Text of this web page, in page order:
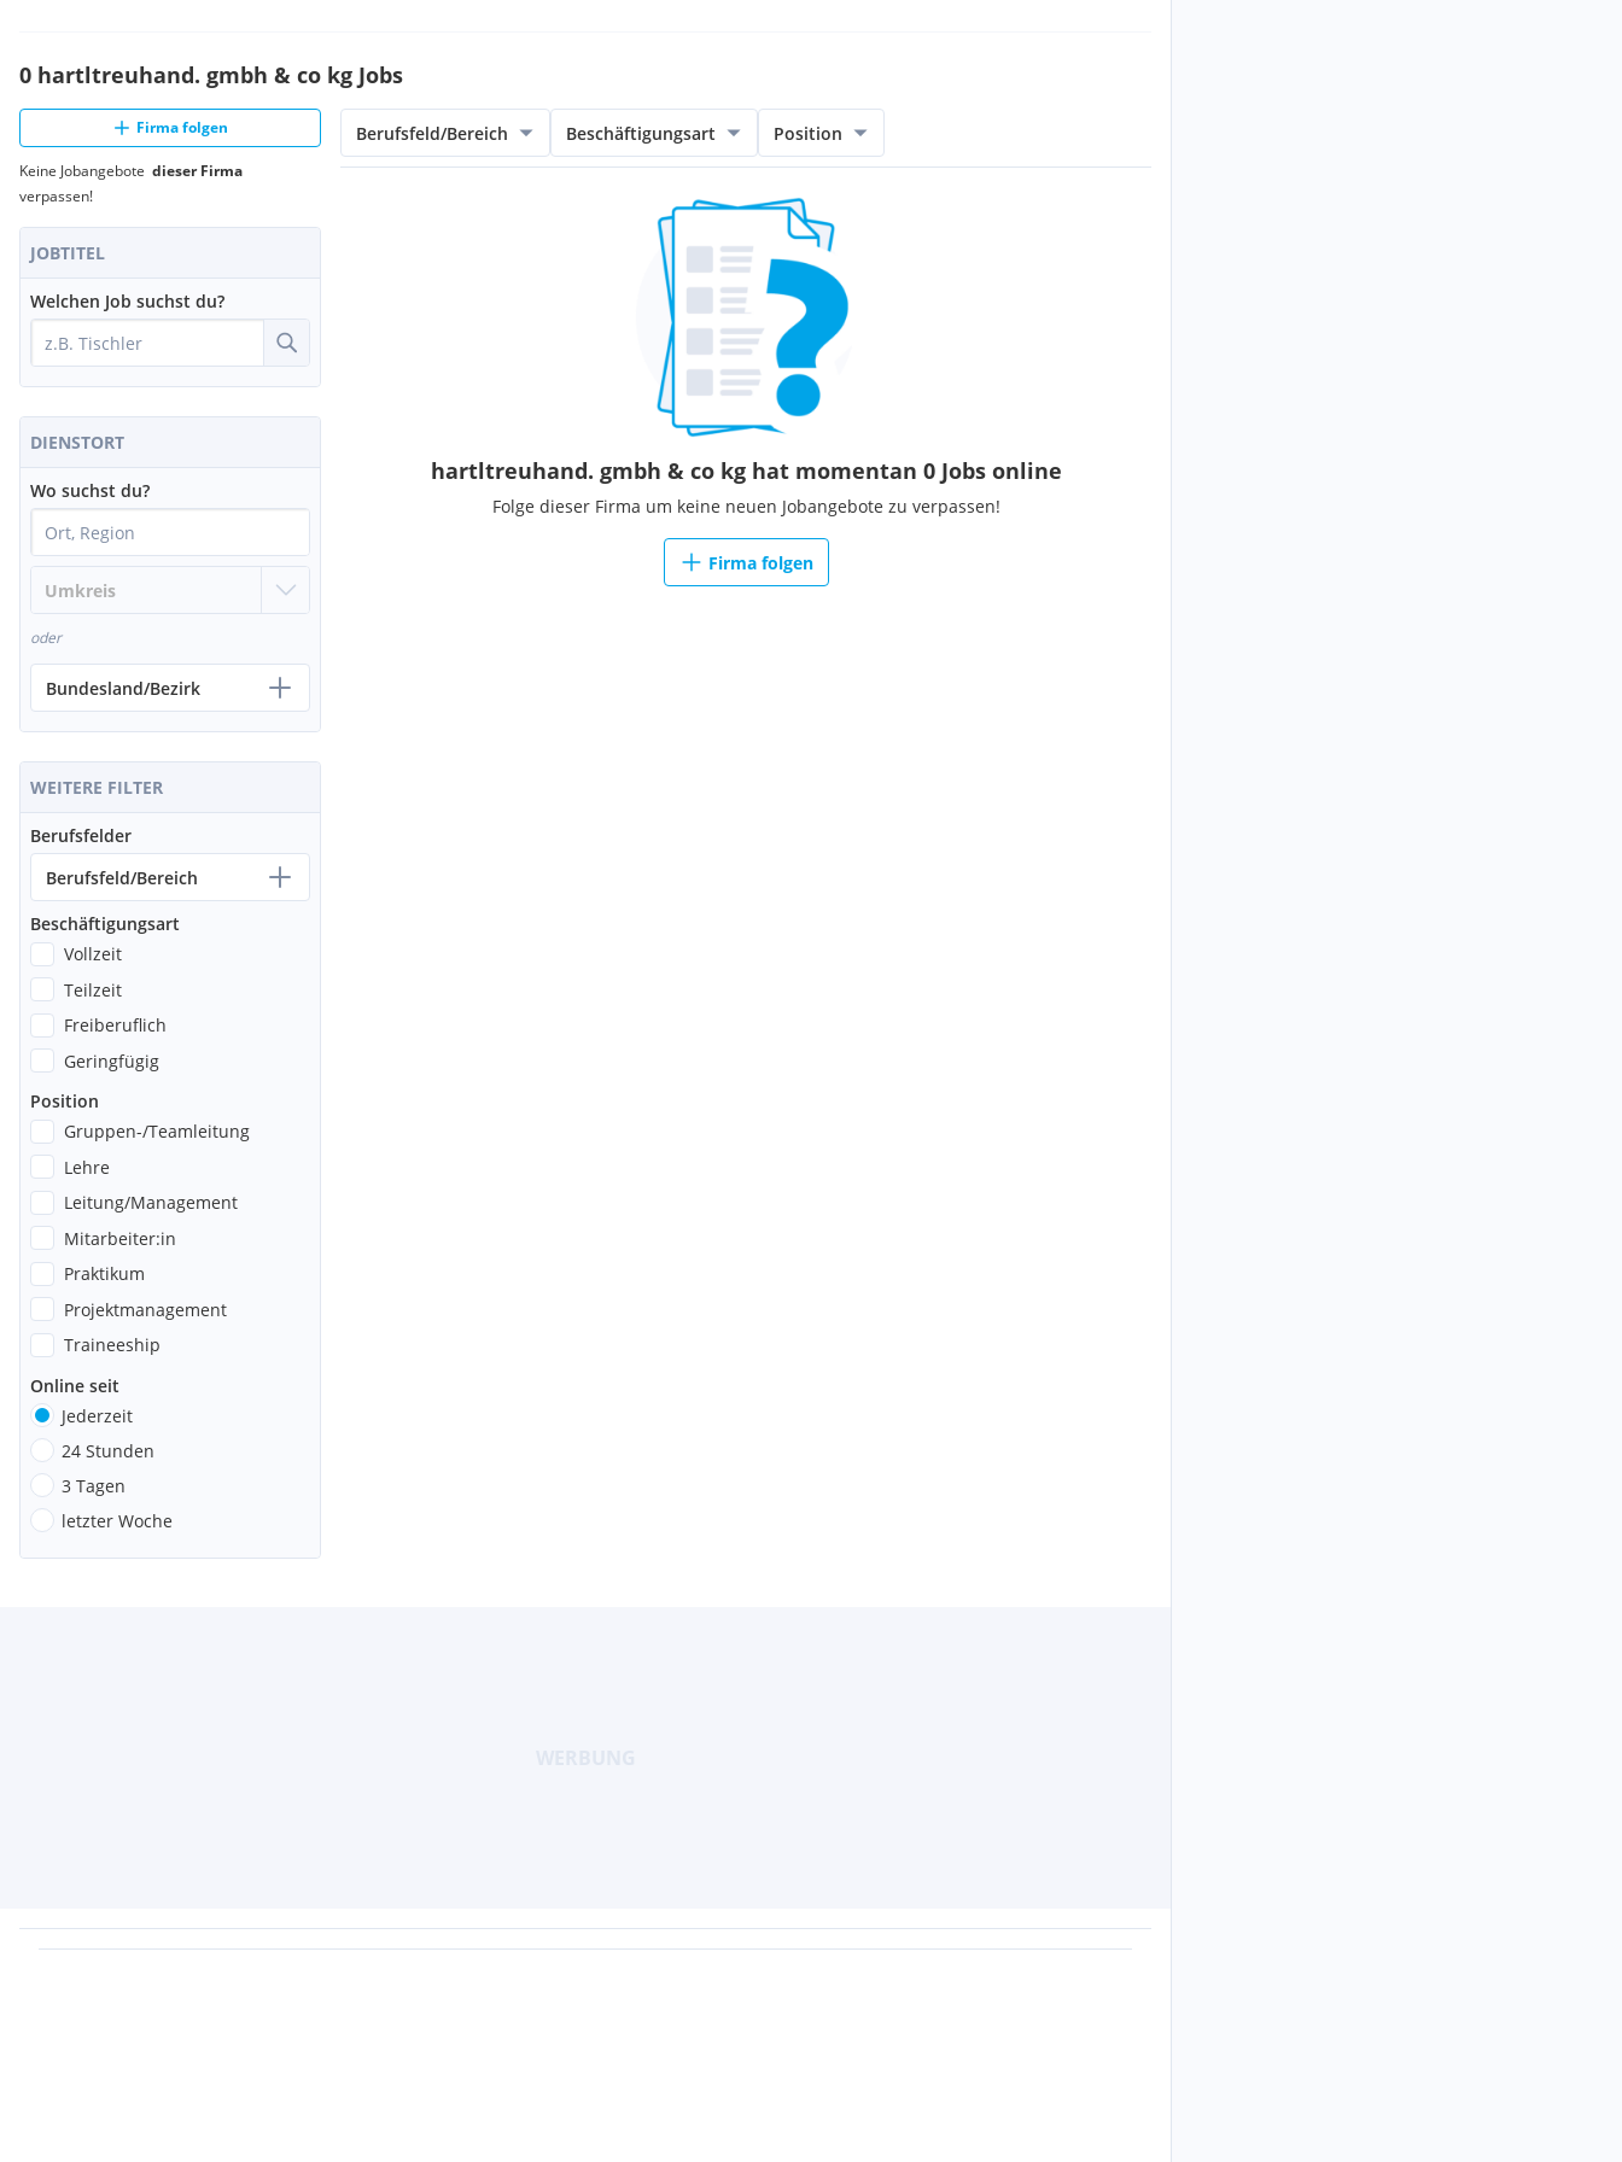
0 hartltreuhand. gmbh & co kg Jobs
Firma folgen
Keine Jobangebote dieser Firma
verpassen!
JOBTITEL
Welchen Job suchst du?
DIENSTORT
Wo suchst du?
oder
Bundesland/Bezirk
WEITERE FILTER
Berufsfelder
Berufsfeld/Bereich
Beschäftigungsart
Vollzeit
Teilzeit
Freiberuflich
Geringfügig
Position
Gruppen-/Teamleitung
Lehre
Leitung/Management
Mitarbeiter:in
Praktikum
Projektmanagement
Traineeship
Online seit
Jederzeit
24 Stunden
3 Tagen
letzter Woche
Berufsfeld/Bereich Beschäftigungsart Position
hartltreuhand. gmbh & co kg hat momentan 0 Jobs online
Folge dieser Firma um keine neuen Jobangebote zu verpassen!
Firma folgen